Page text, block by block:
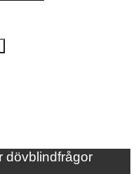
dövblindfrågor